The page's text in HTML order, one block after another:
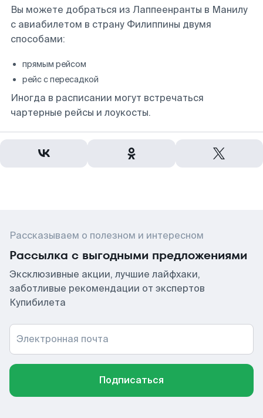
Вы можете добраться из Лаппеенранты в Манилу
с авиабилетом в страну Филиппины двумя
способами:
прямым рейсом
рейс с пересадкой
Иногда в расписании могут встречаться
чартерные рейсы и лоукосты.
Рассказываем о полезном и интересном
Рассылка с выгодными предложениями
Эксклюзивные акции, лучшие лайфхаки,
заботливые рекомендации от экспертов
Купибилета
Электронная почта
Подписаться